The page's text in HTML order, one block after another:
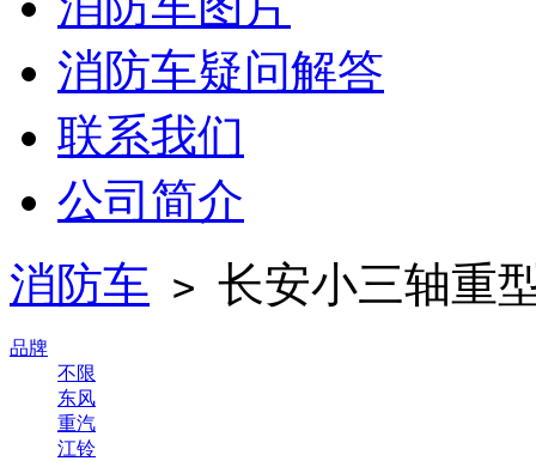
消防车疑问解答
联系我们
公司简介
消防车 > 长安小三轴重
品牌
不限
东风
重汽
江铃